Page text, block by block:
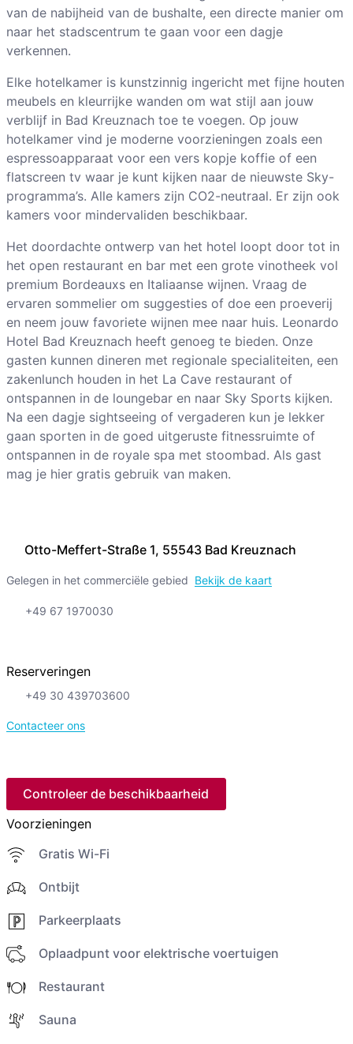
Otto-Meffert-Straße 1, 55543 Bad Kreuznach
Gelegen in het commerciële gebied Bekijk de kaart
+49 67 1970030
Reserveringen
+49 30 439703600
Contacteer ons
Controleer de beschikbaarheid
Voorzieningen
Gratis Wi-Fi
Ontbijt
Parkeerplaats
Oplaadpunt voor elektrische voertuigen
Restaurant
Sauna
van de nabijheid van de bushalte, een directe manier om
naar het stadscentrum te gaan voor een dagje
verkennen.
Elke hotelkamer is kunstzinnig ingericht met fijne houten
meubels en kleurrijke wanden om wat stijl aan jouw
verblijf in Bad Kreuznach toe te voegen. Op jouw
hotelkamer vind je moderne voorzieningen zoals een
espressoapparaat voor een vers kopje koffie of een
flatscreen tv waar je kunt kijken naar de nieuwste Sky-
programma’s. Alle kamers zijn CO2-neutraal. Er zijn ook
kamers voor mindervaliden beschikbaar.
Het doordachte ontwerp van het hotel loopt door tot in
het open restaurant en bar met een grote vinotheek vol
premium Bordeauxs en Italiaanse wijnen. Vraag de
ervaren sommelier om suggesties of doe een proeverij
en neem jouw favoriete wijnen mee naar huis. Leonardo
Hotel Bad Kreuznach heeft genoeg te bieden. Onze
gasten kunnen dineren met regionale specialiteiten, een
zakenlunch houden in het La Cave restaurant of
ontspannen in de loungebar en naar Sky Sports kijken.
Na een dagje sightseeing of vergaderen kun je lekker
gaan sporten in de goed uitgeruste fitnessruimte of
ontspannen in de royale spa met stoombad. Als gast
mag je hier gratis gebruik van maken.